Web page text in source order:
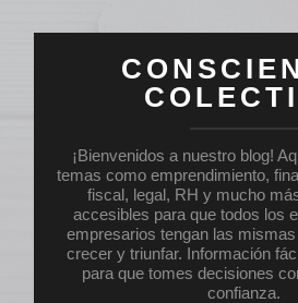
¡Bienvenidos a nuestro blog!
temas como emprendimiento,
fiscal, legal, RH y mucho
accesibles para que todos los
empresarios tengan las
crecer y triunfar. Información
para que tomes decisiones
confianza.